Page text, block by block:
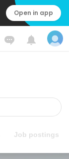
Open in app
Job postings